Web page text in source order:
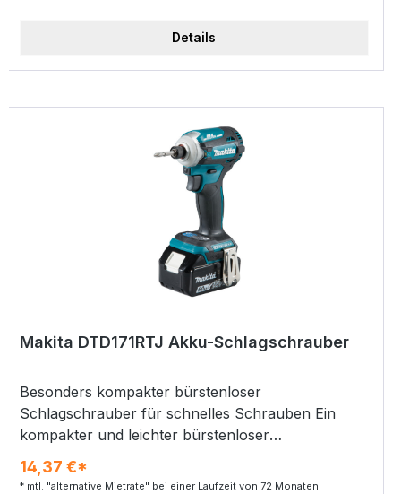
450128-8 Bit-Halter 452947-8 Einhängebügel
Leistung: Stahl: 13 mm Leistung: Holz: 65 mm
Leerlaufdrehzahl (min-1): 1. 0 - 300 Max.
Drehmoment: hart / weich: 80 / 40 N·m Max.
Blockierdrehmoment: 63 N·m Abmessung (L x B x
H): 238 x 78 x 257 mm Battery kind: Li-Ion
Ampere hour: 6 Net weight: 2,3 - 2,6 kg
Schnellspannbohrfutter 13 mm - 763196-5 MakPac
Gr.2 Koffer - 821550-0 2 x Akku BL1850B Li 18V /
Details
Makita DTD171RTJ Akku-Schlagschrauber
Besonders kompakter bürstenloser
Schlagschrauber für schnelles Schrauben Ein
kompakter und leichter bürstenloser
Schlagschrauber mit 18 V Antrieb und
Antriebsschaft 1/4". Ein kleines und leichtes Gerät,
14,37 €*
* mtl. "alternative Mietrate" bei einer Laufzeit von 72 Monaten